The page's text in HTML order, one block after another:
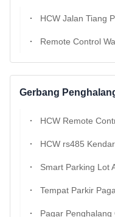
HCW Jalan Tiang Penghalang
Remote Control Waterproof
Gerbang
HCW Remote Control
HCW rs485 Kendaraan Mobil
Smart Parking Lot Airborne
Tempat Parkir Pagar Lengan
Pagar Penghalang